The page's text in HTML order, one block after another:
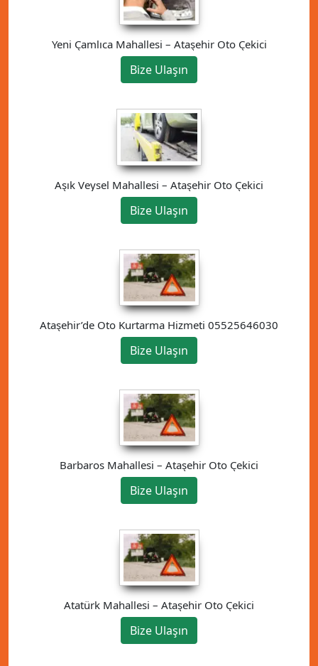
Yeni Çamlıca Mahallesi – Ataşehir Oto Çekici
Bize Ulaşın
Aşık Veysel Mahallesi – Ataşehir Oto Çekici
Bize Ulaşın
Ataşehir’de Oto Kurtarma Hizmeti 05525646030
Bize Ulaşın
Barbaros Mahallesi – Ataşehir Oto Çekici
Bize Ulaşın
Atatürk Mahallesi – Ataşehir Oto Çekici
Bize Ulaşın